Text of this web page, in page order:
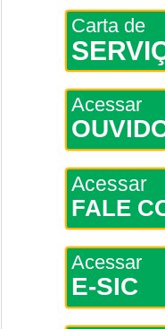
Carta de
Acessar
Acessar
FALE
Acessar
E-SIC